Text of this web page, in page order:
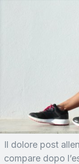
Il dolore post
compare dopo